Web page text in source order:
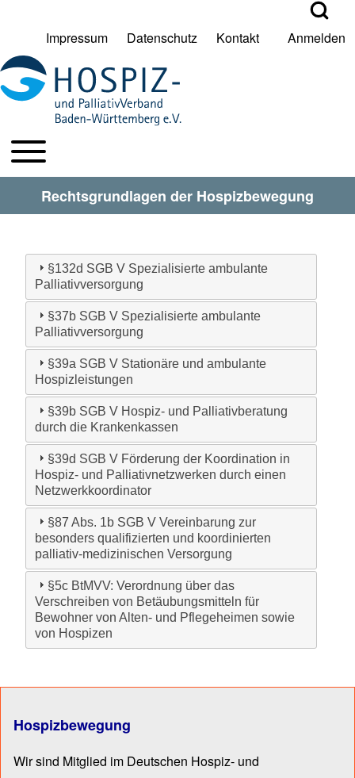
Suche Schließen
Suche
User account menu
Impressum Datenschutz Kontakt Anmelden
HPV BW Hauptmenu
Toggle main menu
Rechtsgrundlagen der Hospizbewegung
§132d SGB V Spezialisierte ambulante
Palliativversorgung
§37b SGB V Spezialisierte ambulante
Palliativversorgung
§39a SGB V Stationäre und ambulante
Hospizleistungen
§39b SGB V Hospiz- und Palliativberatung
durch die Krankenkassen
§39d SGB V Förderung der Koordination in
Hospiz- und Palliativnetzwerken durch einen
Netzwerkkoordinator
§87 Abs. 1b SGB V Vereinbarung zur
besonders qualifizierten und koordinierten
palliativ-medizinischen Versorgung
§5c BtMVV: Verordnung über das
Verschreiben von Betäubungsmitteln für
Bewohner von Alten- und Pflegeheimen sowie
von Hospizen
Hospizbewegung
Wir sind Mitglied im Deutschen Hospiz- und